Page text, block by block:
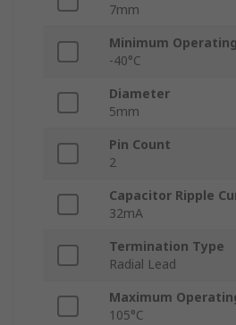
7mm
Minimum
-40°C
Diameter
5mm
Pin Count
2
Capacitor Ripple
32mA
Termination Type
Radial Lead
Maximum
105°C